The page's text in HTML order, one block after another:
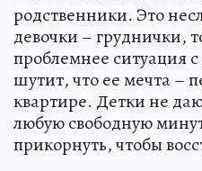
родственники. Это
девочки – груднички,
проблемнее ситуация
шутит, что ее мечта –
квартире. Детки не
любую свободную
прикорнуть, чтобы